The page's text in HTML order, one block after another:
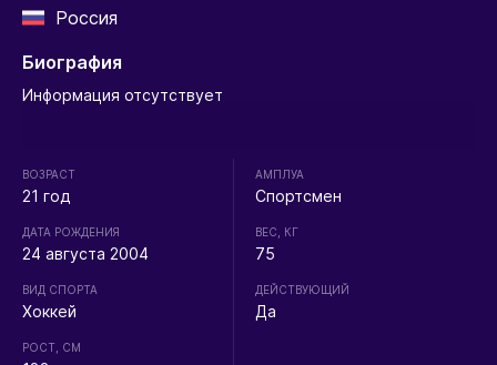
Россия
Биография
Информация отсутствует
ВОЗРАСТ
21 год
ДАТА РОЖДЕНИЯ
24 августа 2004
ВИД СПОРТА
Хоккей
РОСТ, СМ
АМПЛУА
Спортсмен
ВЕС, КГ
75
ДЕЙСТВУЮЩИЙ
Да